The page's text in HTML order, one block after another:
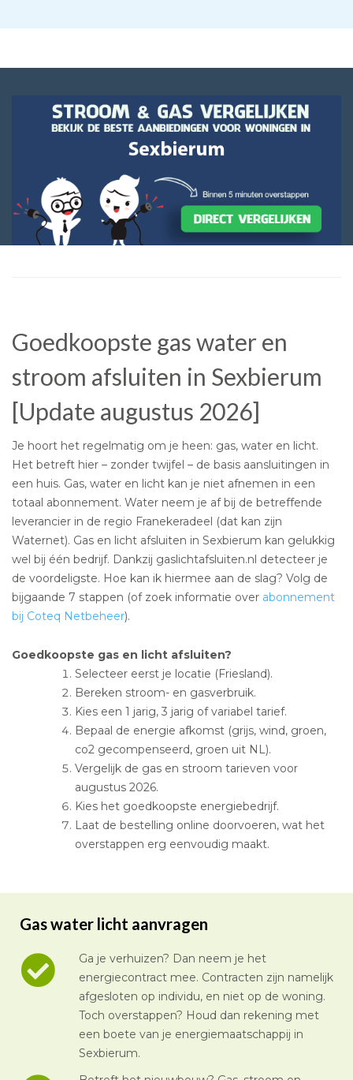
Goedkoopste gas water en
stroom afsluiten in Sexbierum
[Update augustus 2026]
Je hoort het regelmatig om je heen: gas, water en licht.
Het betreft hier – zonder twijfel – de basis aansluitingen in
een huis. Gas, water en licht kan je niet afnemen in een
totaal abonnement. Water neem je af bij de betreffende
leverancier in de regio Franekeradeel (dat kan zijn
Waternet). Gas en licht afsluiten in Sexbierum kan gelukkig
wel bij één bedrijf. Dankzij gaslichtafsluiten.nl detecteer je
de voordeligste. Hoe kan ik hiermee aan de slag? Volg de
bijgaande 7 stappen (of zoek informatie over abonnement
bij Coteq Netbeheer).
Goedkoopste gas en licht afsluiten?
Selecteer eerst je locatie (Friesland).
Bereken stroom- en gasverbruik.
Kies een 1 jarig, 3 jarig of variabel tarief.
Bepaal de energie afkomst (grijs, wind, groen,
co2 gecompenseerd, groen uit NL).
Vergelijk de gas en stroom tarieven voor
augustus 2026.
Kies het goedkoopste energiebedrijf.
Laat de bestelling online doorvoeren, wat het
overstappen erg eenvoudig maakt.
Gas water licht aanvragen
Ga je verhuizen? Dan neem je het
energiecontract mee. Contracten zijn namelijk
afgesloten op individu, en niet op de woning.
Toch overstappen? Houd dan rekening met
een boete van je energiemaatschappij in
Sexbierum.